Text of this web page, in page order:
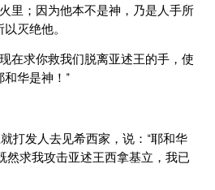
里；因为他本不是神，乃是人手所
灭绝他。
在求你救我们脱离亚述王的手，使
华是神！”
打发人去见希西家，说：“耶和华
然求我攻击亚述王西拿基立，我已